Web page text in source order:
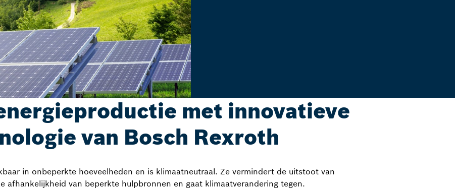
met innovatieve
van Bosch Rexroth
in onbeperkte hoeveelheden en is klimaatneutraal. Ze vermindert de uitstoot van
afhankelijkheid van beperkte hulpbronnen en gaat klimaatverandering tegen.